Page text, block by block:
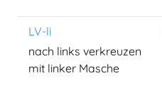
LV-li
nach links verkreuzen
mit linker Masche